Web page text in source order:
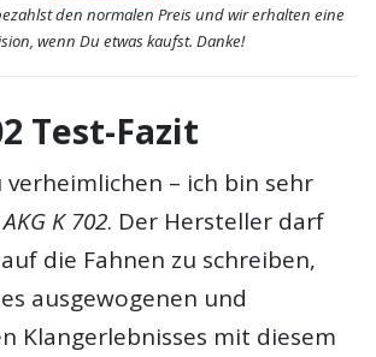
den normalen Preis und wir erhalten eine
wenn Du etwas kaufst. Danke!
Test-Fazit
verheimlichen – ich bin sehr
AKG K 702. Der Hersteller darf
die Fahnen zu schreiben,
ausgewogenen und
Klangerlebnisses mit diesem